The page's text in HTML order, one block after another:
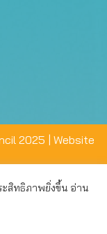
2025 | Website
ะสิทธิภาพยิ่งขึ้น อ่าน
านที่ดีให้แก่ท่าน คุณ